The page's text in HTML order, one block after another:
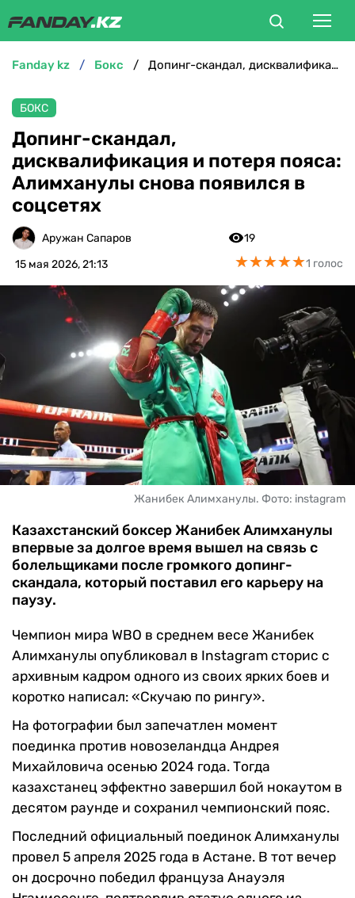
БОКС
ММА
ТЕННИС
ХОККЕЙ
ФУТЗАЛ
ВЕЛОСПОРТ
ЧМ-2026
ДРУГИЕ
БУКМЕКЕРЫ
fanday kz бокс Допинг-скандал, дисквалификация и потеря пояса: Алимханулы снова появился в соцсетях
БОКС
Допинг-скандал,
дисквалификация и потеря пояса:
Алимханулы снова появился в
соцсетях
Аружан Сапаров
15 мая 2026, 21:13
19
★★★★★
★★★★★1 голос
Жанибек Алимханулы. Фото: instagram
Казахстанский боксер Жанибек Алимханулы
впервые за долгое время вышел на связь с
болельщиками после громкого допинг-
скандала, который поставил его карьеру на
паузу.
Чемпион мира WBO в среднем весе Жанибек
Алимханулы опубликовал в Instagram сторис с
архивным кадром одного из своих ярких боев и
коротко написал: «Скучаю по рингу».
На фотографии был запечатлен момент
поединка против новозеландца Андрея
Михайловича осенью 2024 года. Тогда
казахстанец эффектно завершил бой нокаутом в
десятом раунде и сохранил чемпионский пояс.
Последний официальный поединок Алимханулы
провел 5 апреля 2025 года в Астане. В тот вечер
он досрочно победил француза Анауэля